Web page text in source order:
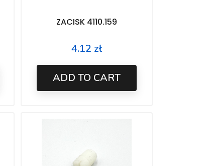
ZACISK 4110.159
Price
4.12 zł
ADD TO CART